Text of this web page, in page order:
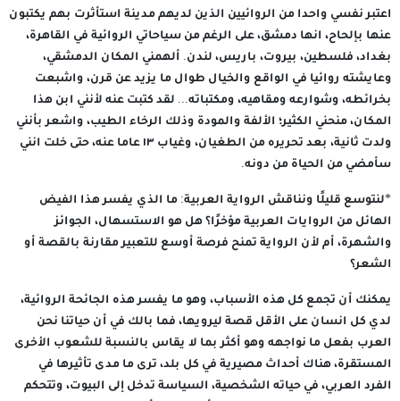
اعتبر نفسي واحدا من الروائيين الذين لديهم مدينة استأثرت بهم يكتبون
عنها بإلحاح، انها دمشق، على الرغم من سياحاتي الروائية في القاهرة،
بغداد، فلسطين، بيروت، باريس، لندن. ألهمني المكان الدمشقي،
وعايشته روائيا في الواقع والخيال طوال ما يزيد عن قرن، واشبعت
بخرائطه، وشوارعه ومقاهيه، ومكتباته... لقد كتبت عنه لأنني ابن هذا
المكان، منحني الكثير؛ الألفة والمودة وذلك الرخاء الطيب، واشعر بأنني
ولدت ثانية، بعد تحريره من الطغيان، وغياب ١٣ عاما عنه، حتى خلت انني
سأمضي من الحياة من دونه.
*لنتوسع قليلًا ونناقش الرواية العربية: ما الذي يفسر هذا الفيض
الهائل من الروايات العربية مؤخرًا؟ هل هو الاستسهال، الجوائز
والشهرة، أم لأن الرواية تمنح فرصة أوسع للتعبير مقارنة بالقصة أو
الشعر؟
يمكنك أن تجمع كل هذه الأسباب، وهو ما يفسر هذه الجائحة الروائية،
لدي كل انسان على الأقل قصة ليرويها، فما بالك في أن حياتنا نحن
العرب بفعل ما نواجهه وهو أكثر بما لا يقاس بالنسبة للشعوب الأخرى
المستقرة، هناك أحداث مصيرية في كل بلد، ترى ما مدى تأثيرها في
الفرد العربي، في حياته الشخصية، السياسة تدخل إلى البيوت، وتتحكم